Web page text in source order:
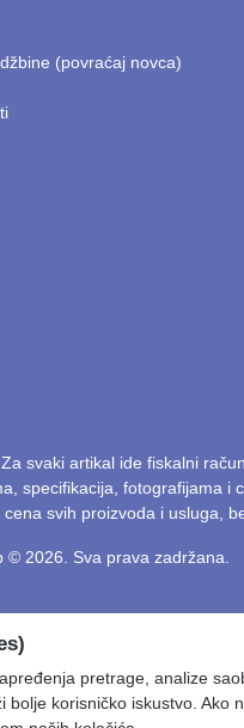
(povraćaj novca)
svaki artikal ide fiskalni
specifikacija, fotografijama
svih proizvoda i usluga,
© 2026. Sva prava zadržana.
pretrage, analize
korisničko iskustvo. Ako